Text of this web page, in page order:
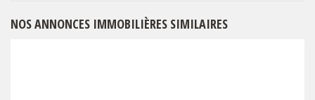
NOS ANNONCES IMMOBILIÈRES SIMILAIRES